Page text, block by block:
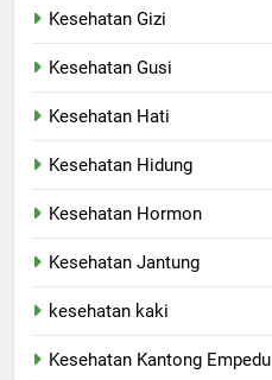
Kesehatan Gizi
Kesehatan Gusi
Kesehatan Hati
Kesehatan Hidung
Kesehatan Hormon
Kesehatan Jantung
kesehatan kaki
Kesehatan Kantong Empedu